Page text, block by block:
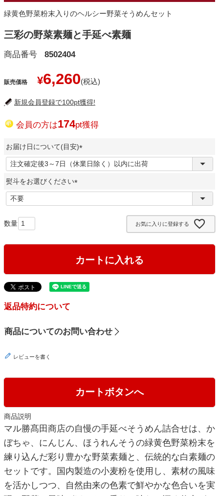
カートボタンへ
商品説明
マル勝髙田商店の自慢の手延べそうめん詰合せは、か
ぼちゃ、にんじん、ほうれんそうの緑黄色野菜粉末を
練り込んだ彩り豊かな野菜素麺と、伝統的な白素麺の
セットです。国内製造の小麦粉を使用し、素材の風味
を活かしつつ、自然由来の色素で鮮やかな色合いを実
緑黄色野菜粉末入りのヘルシー野菜そうめんセット
三彩の野菜素麺と手延べ素麺
商品番号 8502404
販売価格 ¥6,260
新規会員登録で100pt獲得!
会員の方は174pt獲得
お届け日について(目安)
(
必
)
熨斗をお選びください
必
お気に入りに登録する
カートに入れる
返品特約について
商品についてのお問い合わせ
レビューを書く